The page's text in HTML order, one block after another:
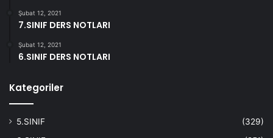
Şubat 12, 2021
7.SINIF DERS NOTLARI
Şubat 12, 2021
6.SINIF DERS NOTLARI
Kategoriler
5.SINIF
(329)